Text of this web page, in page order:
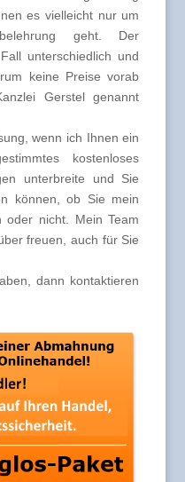
es vielleicht nur um
geht. Der
unterschiedlich und
keine Preise vorab
Gerstel genannt
wenn ich Ihnen ein
kostenloses
unterbreite und Sie
können, ob Sie mein
oder nicht. Mein Team
freuen, auch für Sie
dann kontaktieren